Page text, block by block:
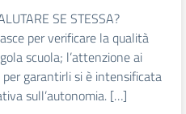
SE STESSA?
per verificare la qualità
scuola; l’attenzione ai
garantirli si è intensificata
sull’autonomia. […]